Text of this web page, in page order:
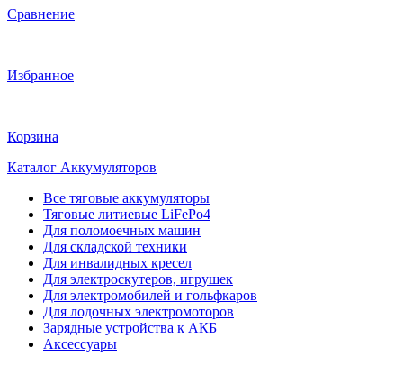
Сравнение
Избранное
Корзина
Каталог Аккумуляторов
Все тяговые аккумуляторы
Тяговые литиевые LiFePo4
Для поломоечных машин
Для складской техники
Для инвалидных кресел
Для электроскутеров, игрушек
Для электромобилей и гольфкаров
Для лодочных электромоторов
Зарядные устройства к АКБ
Аксессуары